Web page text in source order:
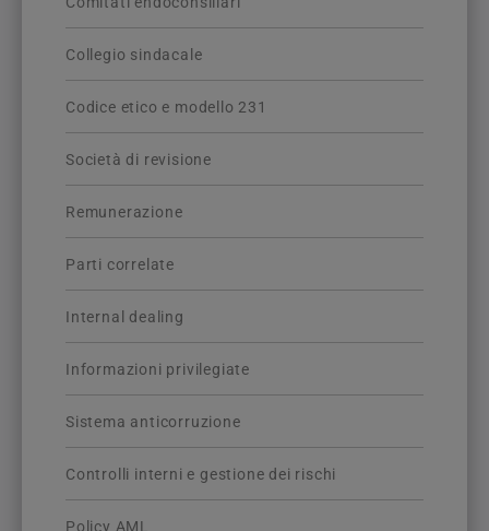
Collegio sindacale
Codice etico e modello 231
Società di revisione
Remunerazione
Parti correlate
Internal dealing
Informazioni privilegiate
Sistema anticorruzione
Controlli interni e gestione dei rischi
Policy AML